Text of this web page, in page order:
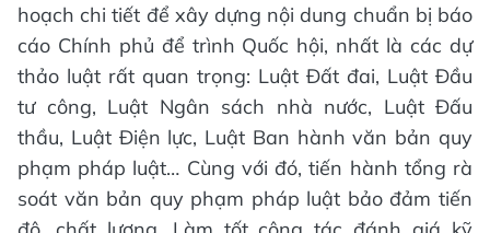
hoạch chi tiết để xây dựng nội dung chuẩn bị báo
cáo Chính phủ để trình Quốc hội, nhất là các dự
thảo luật rất quan trọng: Luật Đất đai, Luật Đầu
tư công, Luật Ngân sách nhà nước, Luật Đấu
thầu, Luật Điện lực, Luật Ban hành văn bản quy
phạm pháp luật… Cùng với đó, tiến hành tổng rà
soát văn bản quy phạm pháp luật bảo đảm tiến